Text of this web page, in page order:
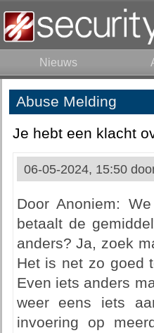
Nieuws
Abuse Melding
Je hebt een klacht
06-05-2024, 15:50
Door Anoniem:
betaalt de
anders? Ja, zoek
Het is net zo goed
Even iets anders
weer eens iets
invoering op